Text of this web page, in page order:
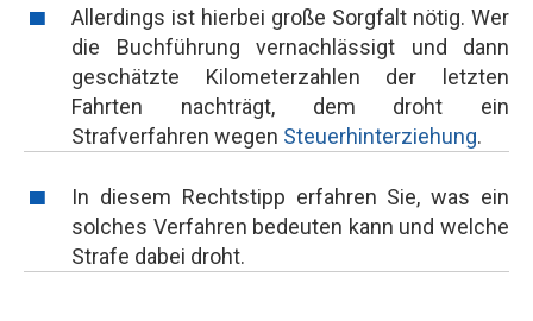
Allerdings ist hierbei große Sorgfalt nötig. Wer
die Buchführung vernachlässigt und dann
geschätzte Kilometerzahlen der letzten
Fahrten nachträgt, dem droht ein
Strafverfahren wegen Steuerhinterziehung.
In diesem Rechtstipp erfahren Sie, was ein
solches Verfahren bedeuten kann und welche
Strafe dabei droht.